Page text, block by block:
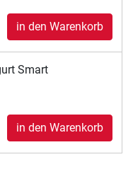
in den Warenkorb
Smart
in den Warenkorb